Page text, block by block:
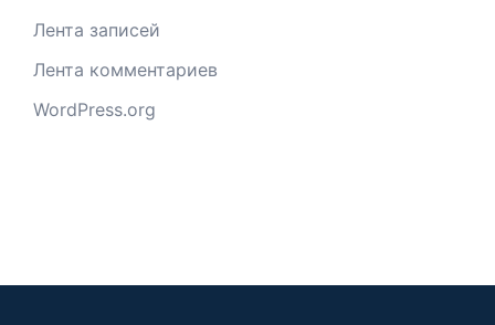
Лента записей
Лента комментариев
WordPress.org